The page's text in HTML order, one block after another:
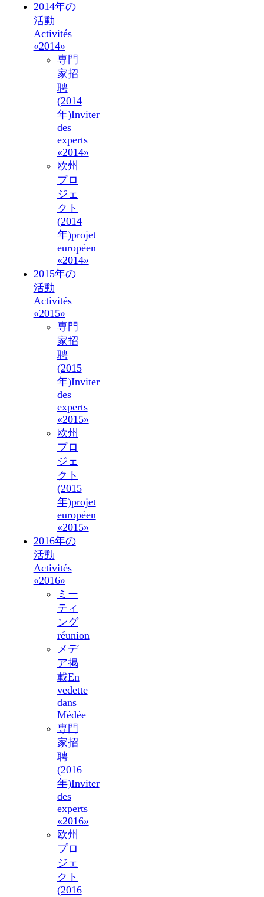
2014年の
活動
Activités
«2014»
専門
家招
聘
(2014
年)Inviter
des
experts
«2014»
欧州
プロ
ジェ
クト
(2014
年)projet
européen
«2014»
2015年の
活動
Activités
«2015»
専門
家招
聘
(2015
年)Inviter
des
experts
«2015»
欧州
プロ
ジェ
クト
(2015
年)projet
européen
«2015»
2016年の
活動
Activités
«2016»
ミー
ティ
ング
réunion
メデ
ア掲
載En
vedette
dans
Médée
専門
家招
聘
(2016
年)Inviter
des
experts
«2016»
欧州
プロ
ジェ
クト
(2016